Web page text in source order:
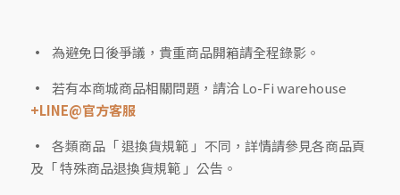
為避免日後爭議，貴重商品開箱請全程錄影。
若有本商城商品相關問題，請洽 Lo-Fi warehouse
+LINE@官方客服
各類商品「 退換貨規範 」不同，詳情請參見各商品頁
及「 特殊商品退換貨規範 」公告。